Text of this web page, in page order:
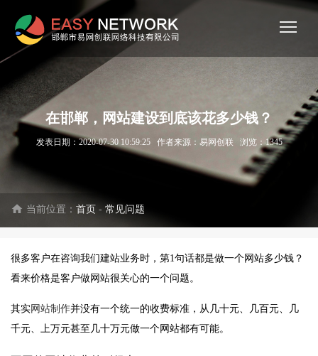
在邯郸，网站建设到底该花多少钱？
发表日期：2020-07-30 10:59:25 作者来源：易网创联 浏览： 1345
home 当前位置： 首页 - 常见问题
很多客户在咨询我们建站业务时，第1句话都是做一个网站多少钱？
看来价格是客户做网站很关心的一个问题。
其实网站制作并没有一个统一的收费标准，从几十元、几百元、几
千元、上万元甚至几十万元做一个网站都有可能。